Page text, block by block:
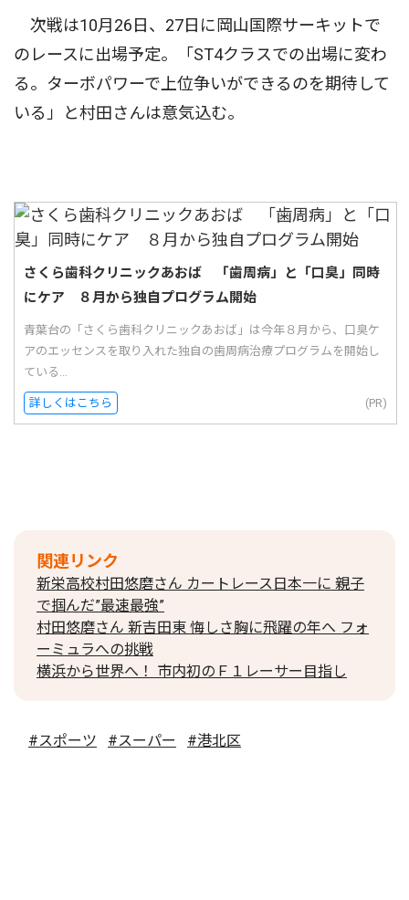
次戦は10月26日、27日に岡山国際サーキットで
のレースに出場予定。「ST4クラスでの出場に変わ
る。ターボパワーで上位争いができるのを期待して
いる」と村田さんは意気込む。
さくら歯科クリニックあおば 「歯周病」と「口臭」同時
にケア ８月から独自プログラム開始
青葉台の「さくら歯科クリニックあおば」は今年８月から、口臭ケ
アのエッセンスを取り入れた独自の歯周病治療プログラムを開始し
ている...
詳しくはこちら (PR)
関連リンク
新栄高校村田悠磨さん カートレース日本一に 親子
で掴んだ”最速最強”
村田悠磨さん 新吉田東 悔しさ胸に飛躍の年へ フォ
ーミュラへの挑戦
横浜から世界へ！ 市内初のＦ１レーサー目指し
#スポーツ #スーパー #港北区